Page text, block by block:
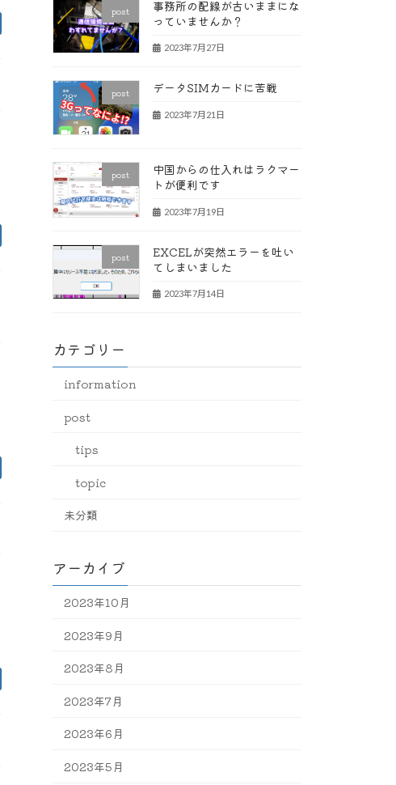
post
事務所の配線が古いままにな
っていませんか？
2023年7月27日
post データSIMカードに苦戦
2023年7月21日
post
中国からの仕入れはラクマー
トが便利です
2023年7月19日
post
EXCELが突然エラーを吐い
てしまいました
2023年7月14日
カテゴリー
information
post
tips
topic
未分類
アーカイブ
2023年10月
2023年9月
2023年8月
2023年7月
2023年6月
2023年5月